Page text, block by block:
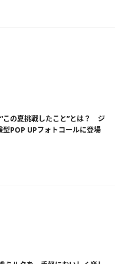
この夏挑戦したこと”とは？ ジ
型POP UPフォトコールに登場